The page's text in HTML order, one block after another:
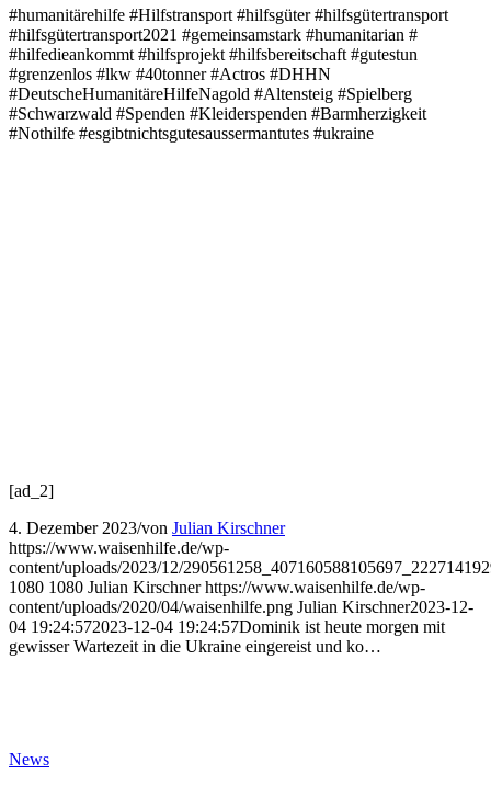
#humanitärehilfe #Hilfstransport #hilfsgüter #hilfsgütertransport
#hilfsgütertransport2021 #gemeinsamstark #humanitarian #
#hilfedieankommt #hilfsprojekt #hilfsbereitschaft #gutestun
#grenzenlos #lkw #40tonner #Actros #DHHN
#DeutscheHumanitäreHilfeNagold #Altensteig #Spielberg
#Schwarzwald #Spenden #Kleiderspenden #Barmherzigkeit
#Nothilfe #esgibtnichtsgutesaussermantutes #ukraine
[ad_2]
4. Dezember 2023/von Julian Kirschner
https://www.waisenhilfe.de/wp-
content/uploads/2023/12/
1080 1080 Julian Kirschner https://www.waisenhilfe.de/wp-
content/uploads/2020/04/waisenhilfe.png Julian Kirschner2023-12-
04 19:24:572023-12-04 19:24:57Dominik ist heute morgen mit
gewisser Wartezeit in die Ukraine eingereist und ko…
News